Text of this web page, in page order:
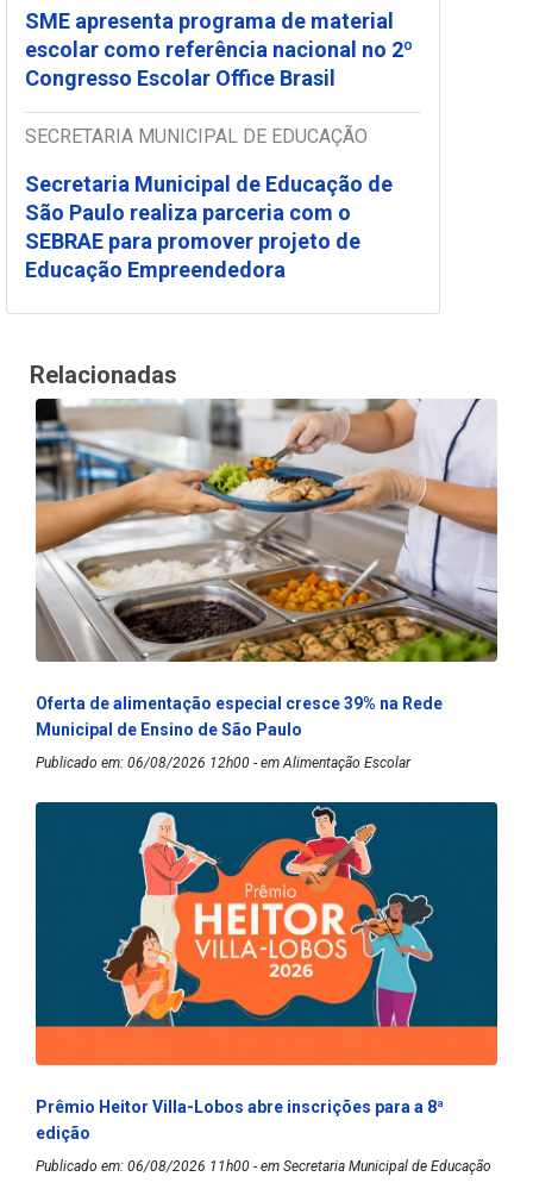
SME apresenta programa de material
escolar como referência nacional no 2º
Congresso Escolar Office Brasil
SECRETARIA MUNICIPAL DE EDUCAÇÃO
Secretaria Municipal de Educação de
São Paulo realiza parceria com o
SEBRAE para promover projeto de
Educação Empreendedora
Relacionadas
Oferta de alimentação especial cresce 39% na Rede
Municipal de Ensino de São Paulo
Publicado em: 06/08/2026 12h00 - em Alimentação Escolar
Prêmio Heitor Villa-Lobos abre inscrições para a 8ª
edição
Publicado em: 06/08/2026 11h00 - em Secretaria Municipal de Educação